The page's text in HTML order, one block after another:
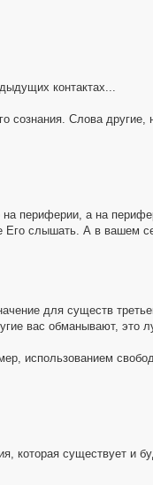
контактах...
сознания. Слова другие,
периферии, а на
слышать. А в вашем
для существ
вас обманывают, это
использованием
которая существует и